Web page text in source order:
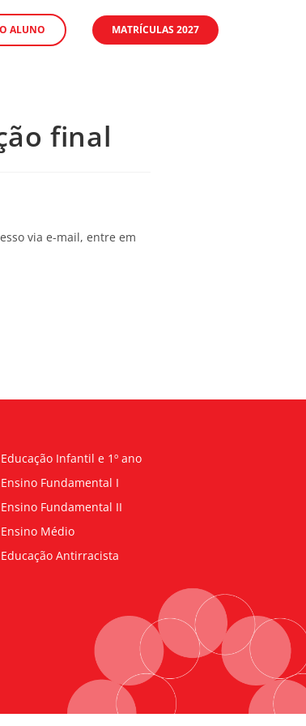
ALUNO MATRÍCULAS 2027
final
via e-mail, entre em
Educação Infantil e 1º ano
Ensino Fundamental I
Ensino Fundamental II
Ensino Médio
Educação Antirracista